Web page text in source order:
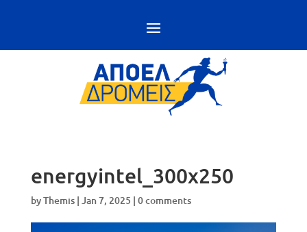
energyintel_300x250
byThemis| Jan 7, 2025 | 0 comments